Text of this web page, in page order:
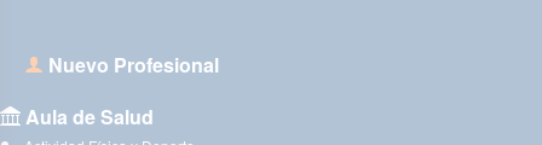
Nuevo Profesional
Aula de Salud